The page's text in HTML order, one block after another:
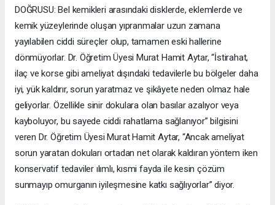
DOĞRUSU: Bel kemikleri arasındaki disklerde, eklemlerde ve
kemik yüzeylerinde oluşan yıpranmalar uzun zamana
yayılabilen ciddi süreçler olup, tamamen eski hallerine
dönmüyorlar. Dr. Öğretim Üyesi Murat Hamit Aytar, “İstirahat,
ilaç ve korse gibi ameliyat dışındaki tedavilerle bu bölgeler daha
iyi, yük kaldırır, sorun yaratmaz ve şikâyete neden olmaz hale
geliyorlar. Özellikle sinir dokulara olan basılar azalıyor veya
kayboluyor, bu sayede ciddi rahatlama sağlanıyor” bilgisini
veren Dr. Öğretim Üyesi Murat Hamit Aytar, “Ancak ameliyat
sorun yaratan dokuları ortadan net olarak kaldıran yöntem iken
konservatif tedaviler ılımlı, kısmi fayda ile kesin çözüm
sunmayıp omurganın iyileşmesine katkı sağlıyorlar” diyor.